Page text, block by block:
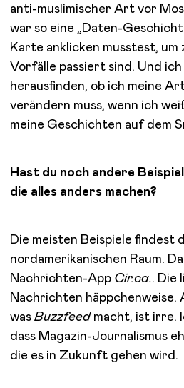
anti-muslimischer Art vor
war so eine „Daten-
Karte anklicken musstest, um
Vorfälle passiert sind. Und
herausfinden, ob ich meine
verändern muss, wenn ich
meine Geschichten auf dem
Hast du noch andere
die alles anders machen?
Die meisten Beispiele findest
nordamerikanischen Raum.
Nachrichten-App Cir.ca.. Die
Nachrichten häppchenweise.
was Buzzfeedmacht, ist irre.
dass Magazin-Journalismus
die es in Zukunft gehen wird.